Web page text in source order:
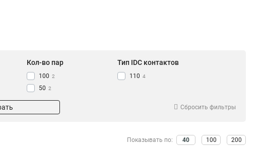
Кол-во пар
100 2
50 2
Тип IDC контактов
110 4
Сбросить фильтры
Показывать по: 40 100 200